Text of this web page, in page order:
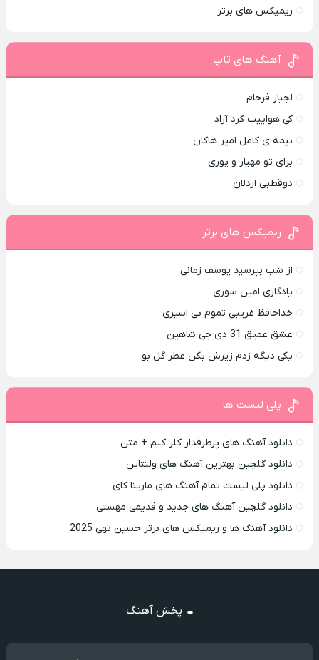
ریمیکس های برتر
آهنگ های تاپ
لجباز فرجام
کی هواییت کرد آراد
نیمه ی کامل امیر هاکان
برای تو مهیار و پوری
دوقطبی اردلان
ریمیکس های برتر
از شب بپرسید یوسف زمانی
یادگاری امین سوری
خداحافظ غریبی تموم بی اسیری
عشق عمیق 31 دی جی شاهین
یکی دیگه زدم زیرش بکن عطر گل بو
پلی لیست ها
دانلود آهنگ های پرطرفدار کلر کیم + متن
دانلود گلچین بهترین آهنگ های ولنتاین
دانلود پلی لیست تمام آهنگ های مارینا کای
دانلود گلچین آهنگ های جدید و قدیمی مهستی
دانلود آهنگ ها و ریمیکس های برتر حسین تهی 2025
پخش آهنگ